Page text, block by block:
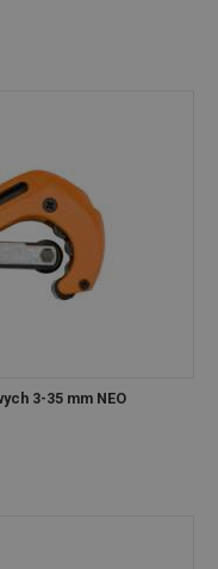
3-35 mm NEO